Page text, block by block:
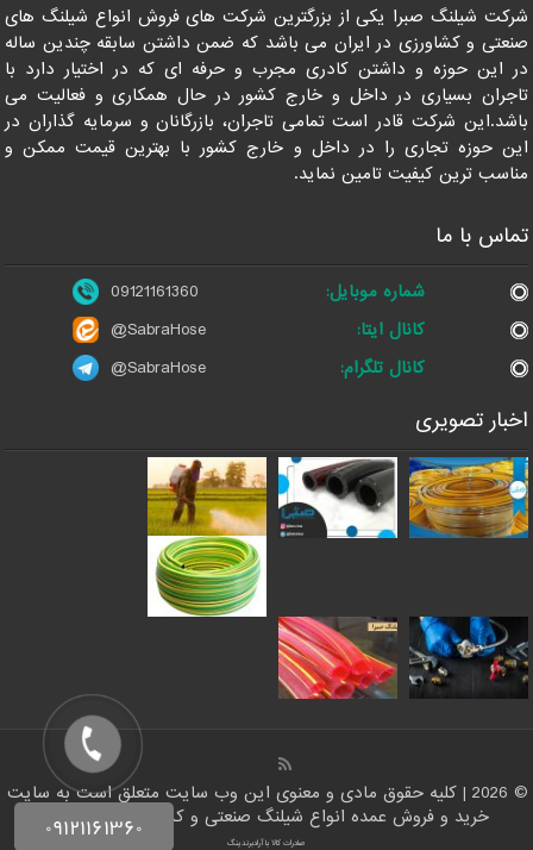
شرکت شیلنگ صبرا یکی از بزرگترین شرکت های فروش انواع شیلنگ های
صنعتی و کشاورزی در ایران می باشد که ضمن داشتن سابقه چندین ساله
در این حوزه و داشتن کادری مجرب و حرفه ای که در اختیار دارد با
تاجران بسیاری در داخل و خارج کشور در حال همکاری و فعالیت می
باشد.این شرکت قادر است تمامی تاجران، بازرگانان و سرمایه گذاران در
این حوزه تجاری را در داخل و خارج کشور با بهترین قیمت ممکن و
مناسب ترین کیفیت تامین نماید.
تماس با ما
شماره موبایل:
09121161360
کانال ایتا:
@SabraHose
کانال تلگرام:
@SabraHose
اخبار تصویری
© 2026 | کلیه حقوق مادی و معنوی این وب سایت متعلق است به سایت
خرید و فروش عمده انواع شیلنگ صنعتی و کشاورزی | شلنگ ها
صادرات کالا با آرادبرندینگ
09121161360